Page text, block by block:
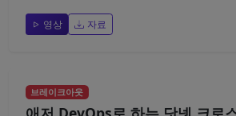
영상 자료
브레이크아웃